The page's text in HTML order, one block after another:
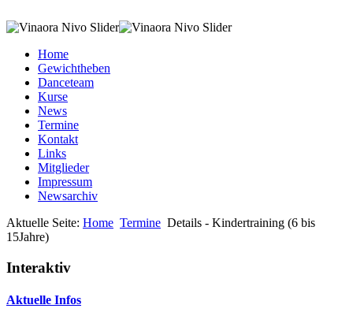
Home
Gewichtheben
Danceteam
Kurse
News
Termine
Kontakt
Links
Mitglieder
Impressum
Newsarchiv
Aktuelle Seite: Home Termine Details - Kindertraining (6 bis
15Jahre)
Interaktiv
Aktuelle Infos